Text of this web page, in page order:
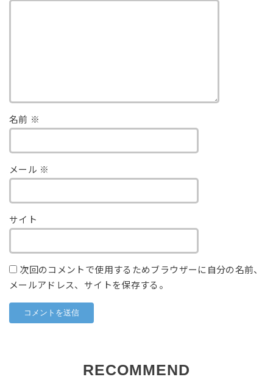
名前 ※
メール ※
サイト
次回のコメントで使用するためブラウザーに自分の名前、
メールアドレス、サイトを保存する。
RECOMMEND